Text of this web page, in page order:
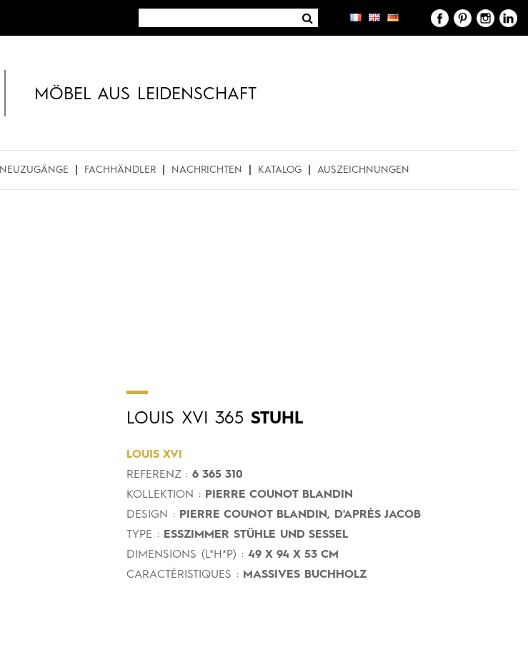
MÖBEL AUS LEIDENSCHAFT
NEUZUGÄNGE FACHHÄNDLER NACHRICHTEN KATALOG AUSZEICHNUNGEN
LOUIS XVI 365 STUHL
LOUIS XVI
REFERENZ : 6 365 310
KOLLEKTION : PIERRE COUNOT BLANDIN
DESIGN : PIERRE COUNOT BLANDIN, D'APRÈS JACOB
TYPE : ESSZIMMER STÜHLE UND SESSEL
DIMENSIONS (L*H*P) : 49 X 94 X 53 CM
CARACTÉRISTIQUES : MASSIVES BUCHHOLZ